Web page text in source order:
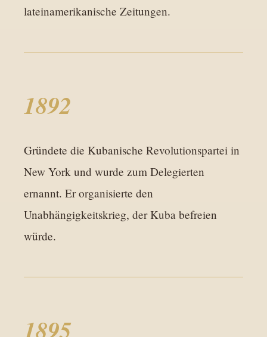
lateinamerikanische Zeitungen.
1892
Gründete die Kubanische Revolutionspartei in
New York und wurde zum Delegierten
ernannt. Er organisierte den
Unabhängigkeitskrieg, der Kuba befreien
würde.
1895